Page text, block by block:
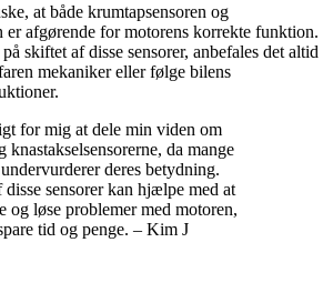
at både krumtapsensoren og
er afgørende for motorens korrekte funktion.
skiftet af disse sensorer, anbefales det altid
mekaniker eller følge bilens
for mig at dele min viden om
knastakselsensorerne, da mange
deres betydning.
disse sensorer kan hjælpe med at
og løse problemer med motoren,
tid og penge. – Kim J